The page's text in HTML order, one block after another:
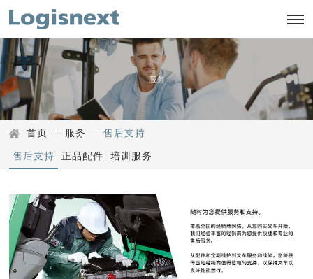
首页 — 服务 —售后支持
售后支持 正品配件 培训服务